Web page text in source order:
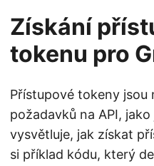
Získání
tokenu pro
Přístupové tokeny
požadavků na API,
vysvětluje, jak získat
si příklad kódu, který